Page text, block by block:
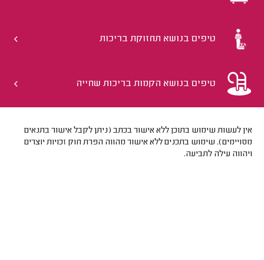
טיפים בנושא תחזוקת בריכות
טיפים בנושא הקמות בריכות שחייה
אין לעשות שימוש בתוכן ללא אישור בכתב (ניתן לקבל אישור בתנאים
מסויימים). שימוש בתכנים ללא אישור מהווה הפרת חוק זכויות יוצרים
ויהווה עילה לתביעה.